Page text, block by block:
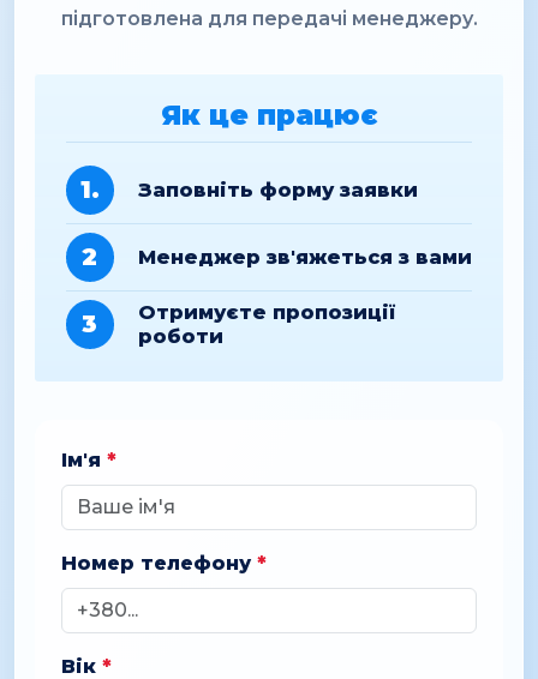
підготовлена для передачі менеджеру.
Як це працює
1. Заповніть форму заявки
2 Менеджер зв'яжеться з вами
3
Отримуєте пропозиції
роботи
Ім'я *
Номер телефону *
Вік *